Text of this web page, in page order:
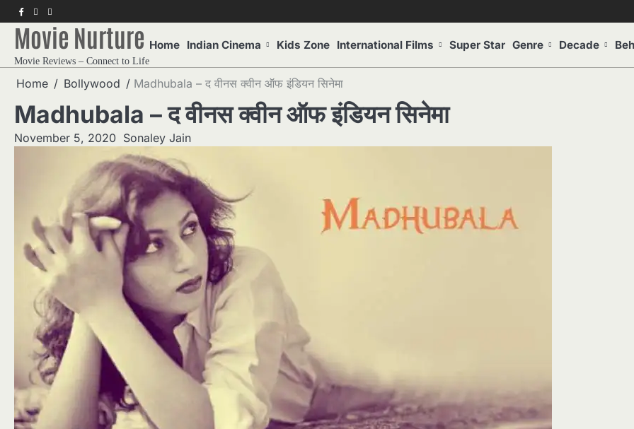
Skip
to
content
f twitterpinterest
Movie Nurture
Movie Reviews – Connect to Life
Home Indian Cinema Kids Zone International Films Super Star Genre Decade
Home Bollywood Madhubala – द वीनस क्वीन ऑफ इंडियन सिनेमा
Madhubala – द वीनस क्वीन ऑफ इंडियन सिनेमा
November 5, 2020 Sonaley Jain